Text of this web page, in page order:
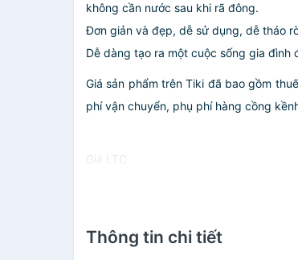
không cần nước sau khi rã đông.
Đơn giản và đẹp, dễ sử dụng, dễ tháo
Dễ dàng tạo ra một cuộc sống gia đình
Giá sản phẩm trên Tiki đã bao gồm
phí vận chuyển, phụ phí hàng cồng
Giá LTC
Thông tin chi tiết